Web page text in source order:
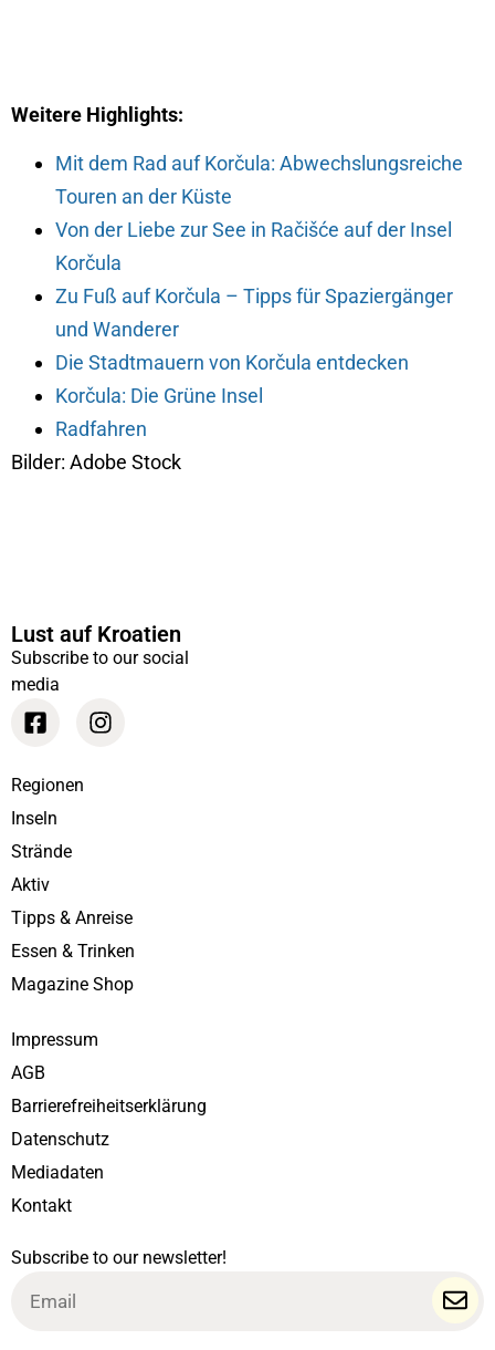
Weitere Highlights:
Mit dem Rad auf Korčula: Abwechslungsreiche
Touren an der Küste
Von der Liebe zur See in Račišće auf der Insel
Korčula
Zu Fuß auf Korčula – Tipps für Spaziergänger
und Wanderer
Die Stadtmauern von Korčula entdecken
Korčula: Die Grüne Insel
Radfahren
Bilder: Adobe Stock
Lust auf Kroatien
Subscribe to our social
media
Regionen
Inseln
Strände
Aktiv
Tipps & Anreise
Essen & Trinken
Magazine Shop
Impressum
AGB
Barrierefreiheitserklärung
Datenschutz
Mediadaten
Kontakt
Subscribe to our newsletter!